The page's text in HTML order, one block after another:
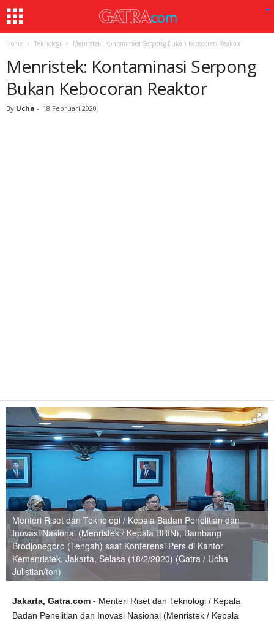
Home Teknologi Menristek: Kontaminasi Serpong Bukan Kebocoran Reaktor
Menristek: Kontaminasi Serpong
Bukan Kebocoran Reaktor
By Ucha - 18 Februari 2020
Menteri Riset dan Teknologi / Kepala Badan Penelitian dan
Inovasi Nasional (Menristek / Kepala BRIN), Bambang
Brodjonegoro (Tengah) saat Konferensi Pers di Kantor
Kemenristek, Jakarta, Selasa (18/2/2020) (Gatra / Ucha
Julistian/ton)
Jakarta, Gatra.com - Menteri Riset dan Teknologi / Kepala
Badan Penelitian dan Inovasi Nasional (Menristek / Kepala